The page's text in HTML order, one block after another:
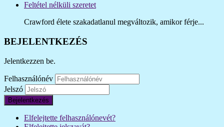
Feltétel nélküli szeretet
Crawford élete szakadatlanul megváltozik, amikor férje...
BEJELENTKEZÉS
Jelentkezzen be.
Felhasználónév
Jelszó
Bejelentkezés
Elfelejtette felhasználónevét?